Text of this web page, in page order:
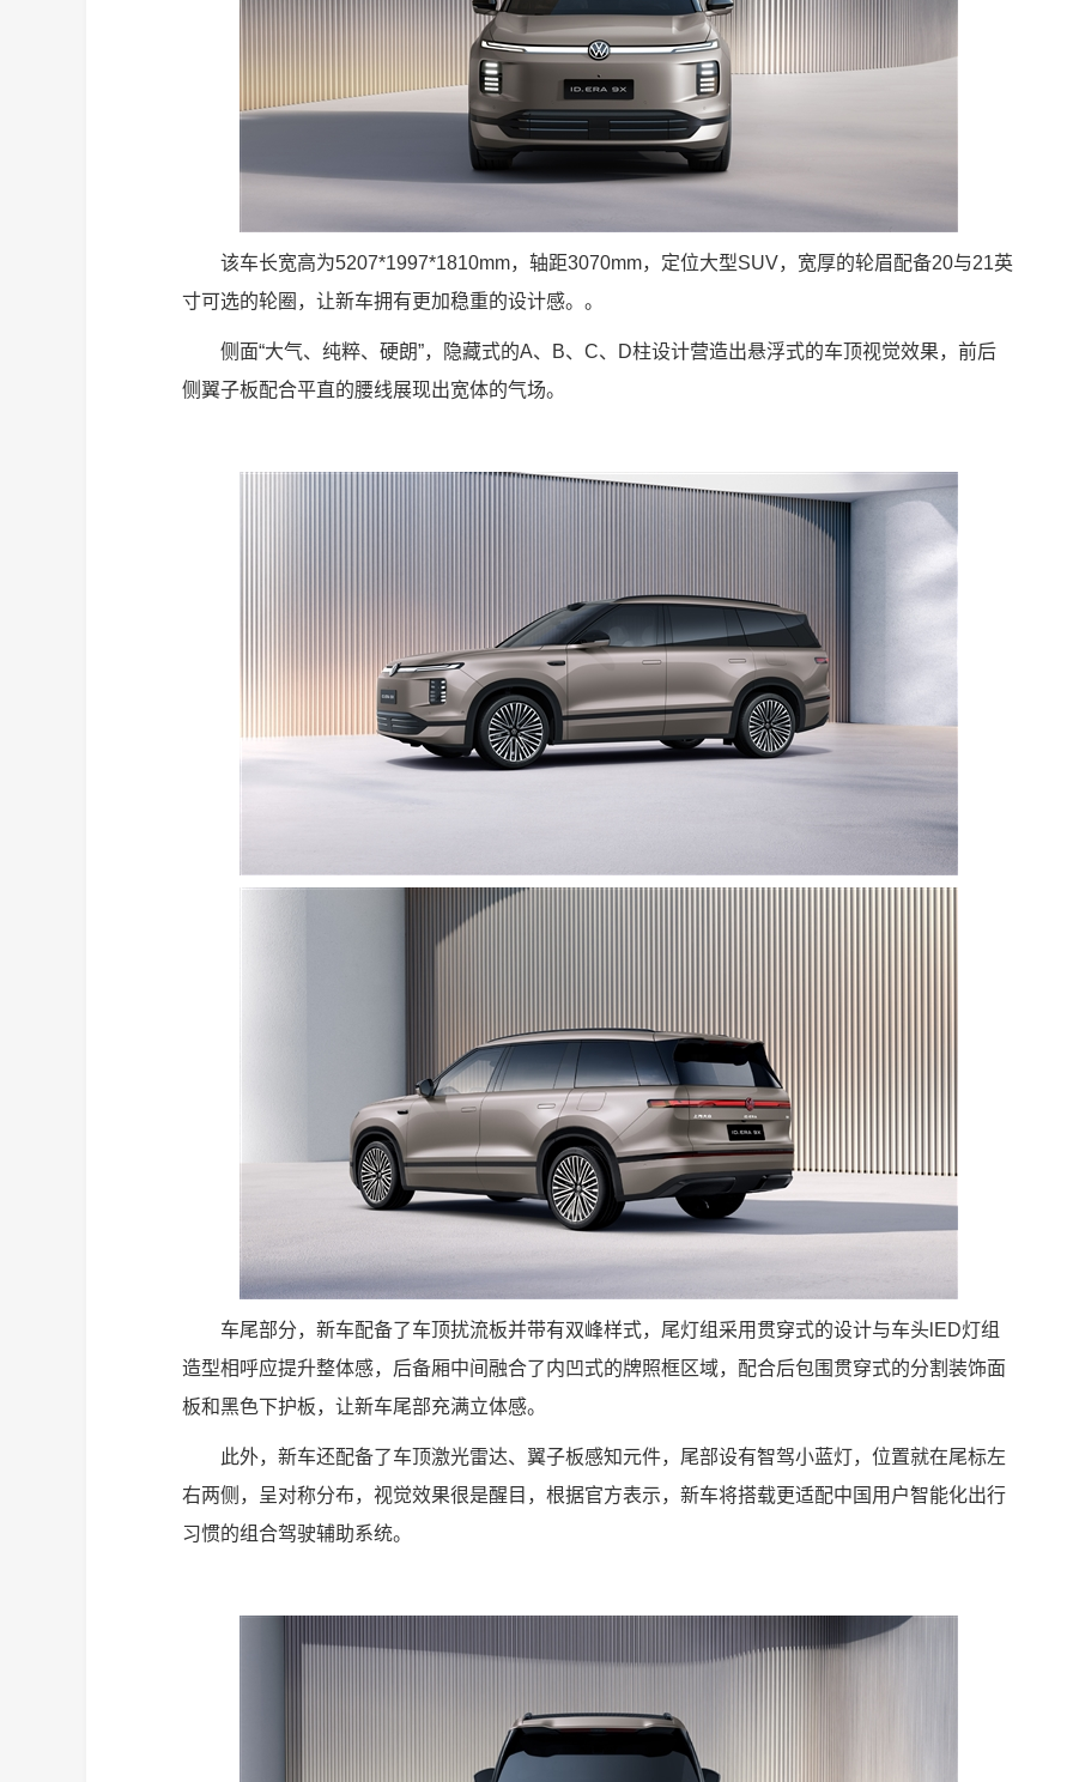
该车长宽高为5207*1997*1810mm，轴距3070mm，定位大型SUV，宽厚的轮眉配备20与21英
寸可选的轮圈，让新车拥有更加稳重的设计感。。
侧面“大气、纯粹、硬朗”，隐藏式的A、B、C、D柱设计营造出悬浮式的车顶视觉效果，前后
侧翼子板配合平直的腰线展现出宽体的气场。
车尾部分，新车配备了车顶扰流板并带有双峰样式，尾灯组采用贯穿式的设计与车头lED灯组
造型相呼应提升整体感，后备厢中间融合了内凹式的牌照框区域，配合后包围贯穿式的分割装饰面
板和黑色下护板，让新车尾部充满立体感。
此外，新车还配备了车顶激光雷达、翼子板感知元件，尾部设有智驾小蓝灯，位置就在尾标左
右两侧，呈对称分布，视觉效果很是醒目，根据官方表示，新车将搭载更适配中国用户智能化出行
习惯的组合驾驶辅助系统。